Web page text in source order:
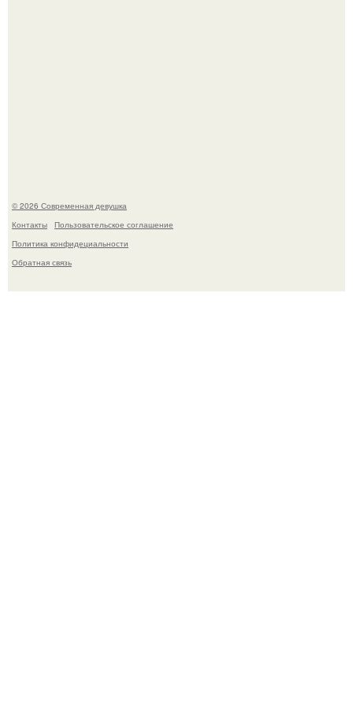
© 2026 Современная девушка
Контакты
Пользовательское соглашение
Политика конфидециальности
Обратная связь